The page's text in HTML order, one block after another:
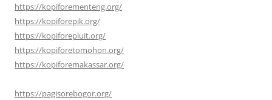
https://kopiforementeng.org/
https://kopiforepik.org/
https://kopiforepluit.org/
https://kopiforetomohon.org/
https://kopiforemakassar.org/
https://pagisorebogor.org/